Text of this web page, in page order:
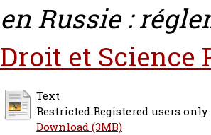
en Russie :
Droit et Science
Text
Restricted Registered users only
Download (3MB)